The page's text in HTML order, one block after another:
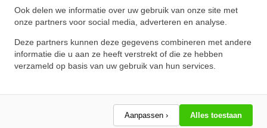
Ook delen we informatie over uw gebruik van onze site met
onze partners voor social media, adverteren en analyse.
Deze partners kunnen deze gegevens combineren met andere
informatie die u aan ze heeft verstrekt of die ze hebben
verzameld op basis van uw gebruik van hun services.
Aanpassen › Alles toestaan